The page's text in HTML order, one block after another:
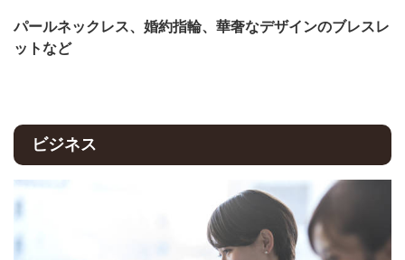
パールネックレス、婚約指輪、華奢なデザインのブレスレ
ットなど
ビジネス